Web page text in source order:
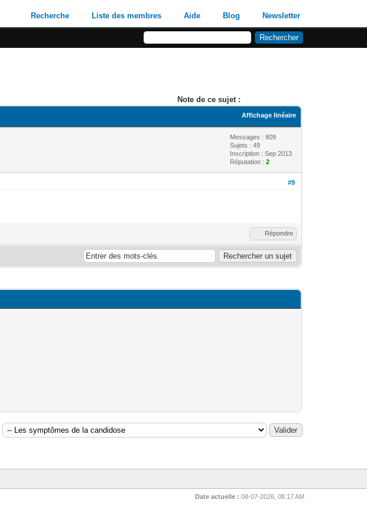
Recherche Liste des membres Aide Blog Newsletter
Note de ce sujet :
Affichage linéaire
Messages : 809
Sujets : 49
Inscription : Sep 2013
Réputation :2
#9
Répondre
Date actuelle : 08-07-2026, 08:17 AM